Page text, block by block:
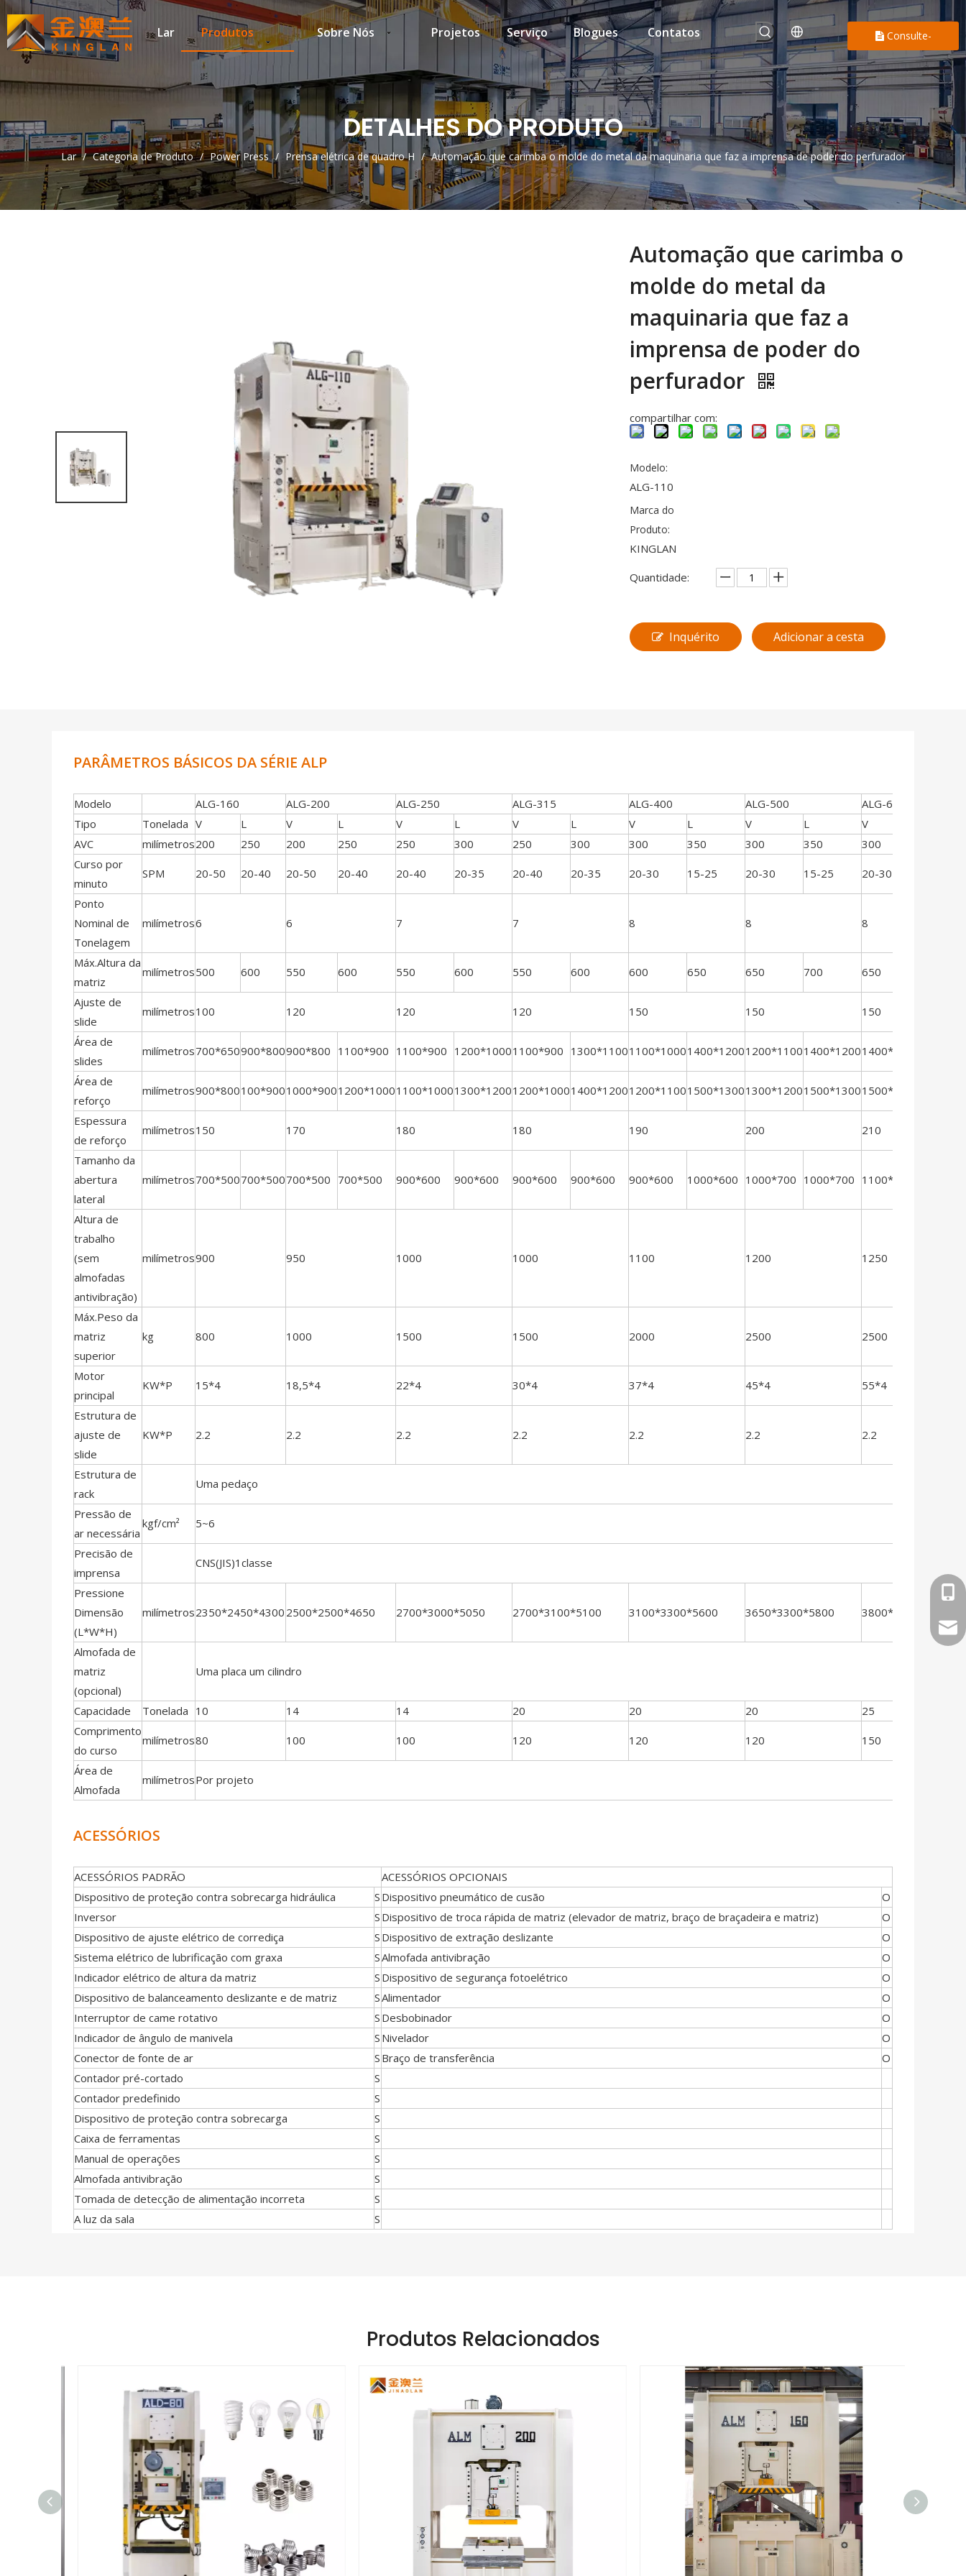
Lar Produtos Sobre Nós Projetos Serviço Blogues Contatos Consulte-
nos
DETALHES DO PRODUTO
Lar / Categoria de Produto / Power Press / Prensa elétrica de quadro H / Automação que carimba o molde do metal da maquinaria que faz a imprensa de poder do perfurador
Automação que carimba o
molde do metal da
maquinaria que faz a
imprensa de poder do
perfurador
compartilhar com:
Modelo:
ALG-110
Marca do
Produto:
KINGLAN
Quantidade:
Inquérito Adicionar a cesta
PARÂMETROS BÁSICOS DA SÉRIE ALP
Modelo ALG-160 ALG-200 ALG-250 ALG-315 ALG-400 ALG-500
ALG-630
Tipo
Tonelada V L V L V L V L V L V L V
AVC
milímetros200 250 200 250 250 300 250 300 300 350 300 350 300
Curso por
minuto
SPM 20-50 20-40 20-50 20-40 20-40 20-35 20-40 20-35 20-30 15-25 20-30 15-25 20-30
Ponto
Nominal de
Tonelagem
milímetros6 6 7 7 8 8 8
Máx.Altura da
matriz
milímetros500 600 550 600 550 600 550 600 600 650 650 700 650
Ajuste de
slide
milímetros100 120 120 120 150 150 150
Área de
slides
milímetros700*650900*800900*800 1100*900 1100*900 1200*10001100*900 1300*11001100*10001400*12001200*11001400*12001400*1200
Área de
reforço
milímetros900*800100*9001000*9001200*10001100*10001300*12001200*10001400*12001200*11001500*13001300*12001500*13001500*1300
Espessura
de reforço
milímetros150 170 180 180 190 200 210
Tamanho da
abertura
lateral
milímetros700*500700*500700*500 700*500 900*600 900*600 900*600 900*600 900*600 1000*600 1000*700 1000*700 1100*700
Altura de
trabalho
(sem
almofadas
antivibração)
milímetros900 950 1000 1000 1100 1200 1250
Máx.Peso da
matriz
superior
kg 800 1000 1500 1500 2000 2500 2500
Motor
principal
KW*P 15*4 18,5*4 22*4 30*4 37*4 45*4 55*4
Estrutura de
ajuste de
slide
KW*P 2.2 2.2 2.2 2.2 2.2 2.2 2.2
Estrutura de
rack
Uma pedaço
Pressão de
ar necessária
kgf/cm² 5~6
Precisão de
imprensa
CNS(JIS)1classe
Pressione
Dimensão
(L*W*H)
milímetros2350*2450*4300 2500*2500*4650 2700*3000*5050 2700*3100*5100 3100*3300*5600 3650*3300*5800 3800*3600*6300
Almofada de
matriz
(opcional)
Uma placa um cilindro
Capacidade Tonelada 10 14 14 20 20 20
25
Comprimento
do curso
milímetros80 100 100 120 120 120 150
Área de
Almofada
milímetrosPor projeto
ACESSÓRIOS
ACESSÓRIOS PADRÃO
ACESSÓRIOS OPCIONAIS
Dispositivo de proteção contra sobrecarga hidráulica
S Dispositivo pneumático de cusão
O
Inversor
S Dispositivo de troca rápida de matriz (elevador de matriz, braço de braçadeira e matriz)
O
Dispositivo de ajuste elétrico de corrediça
S Dispositivo de extração deslizante
O
Sistema elétrico de lubrificação com graxa
SAlmofada antivibração
O
Indicador elétrico de altura da matriz
S Dispositivo de segurança fotoelétrico
O
Dispositivo de balanceamento deslizante e de matriz
SAlimentador
O
Interruptor de came rotativo
S Desbobinador
O
Indicador de ângulo de manivela
S Nivelador
O
Conector de fonte de ar
S Braço de transferência
O
Contador pré-cortado
S
Contador predefinido
S
Dispositivo de proteção contra sobrecarga
S
Caixa de ferramentas
S
Manual de operações
S
Almofada antivibração
S
Tomada de detecção de alimentação incorreta
S
A luz da sala
S
Produtos Relacionados